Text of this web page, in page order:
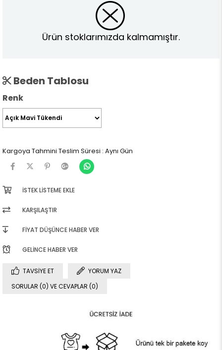
Ürün stoklarımızda kalmamıştır.
Beden Tablosu
Renk
Kargoya Tahmini Teslim Süresi : Aynı Gün
İSTEK LISTEME EKLE
KARŞILAŞTIR
FIYAT DÜŞÜNCE HABER VER
GELINCE HABER VER
TAVSIYE ET
YORUM YAZ
SORULAR (0) VE CEVAPLAR (0)